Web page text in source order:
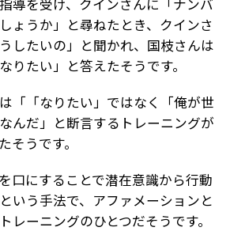
ょうか」と尋ねたとき、クインさ
したいの」と聞かれ、国枝さんは
りたい」と答えたそうです。
「「なりたい」ではなく「俺が世
んだ」と断言するトレーニングが
そうです。
口にすることで潜在意識から行動
いう手法で、アファメーションと
レーニングのひとつだそうです。